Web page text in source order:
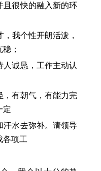
很快的融入新的环
我个性开朗活泼，
；
诚恳，工作主动认
有朝气，有能力完
定
水去弥补。请领导
各项工